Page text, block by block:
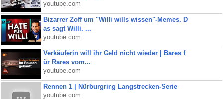
youtube.com
Bizarrer Zoff um "Willi wills wissen"-Memes. D
as sagt Willi. ...
youtube.com
Verkäuferin will ihr Geld nicht wieder | Bares f
ür Rares vom...
youtube.com
Rennen 1 | Nürburgring Langstrecken-Serie
youtube.com